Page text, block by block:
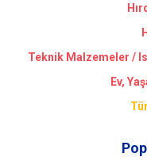
Teknik Malzemeler /
Ev,